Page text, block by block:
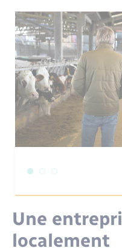
Séniors
Urbanisme
Une
localement